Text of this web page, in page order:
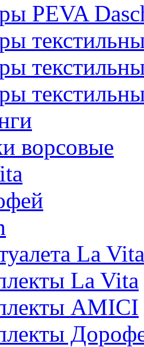
PEVA
ворсовые
La Vita
La Vita
AMICI